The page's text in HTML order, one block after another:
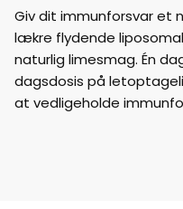
Giv dit immunforsvar et
lækre flydende
naturlig limesmag. Én
dagsdosis på
at vedligeholde